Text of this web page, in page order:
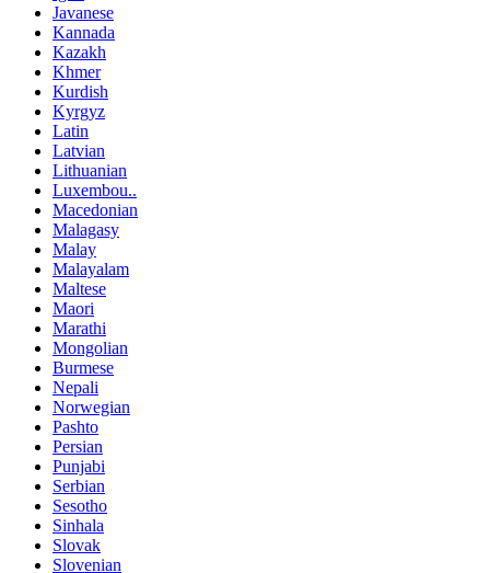
Javanese
Kannada
Kazakh
Khmer
Kurdish
Kyrgyz
Latin
Latvian
Lithuanian
Luxembou..
Macedonian
Malagasy
Malay
Malayalam
Maltese
Maori
Marathi
Mongolian
Burmese
Nepali
Norwegian
Pashto
Persian
Punjabi
Serbian
Sesotho
Sinhala
Slovak
Slovenian